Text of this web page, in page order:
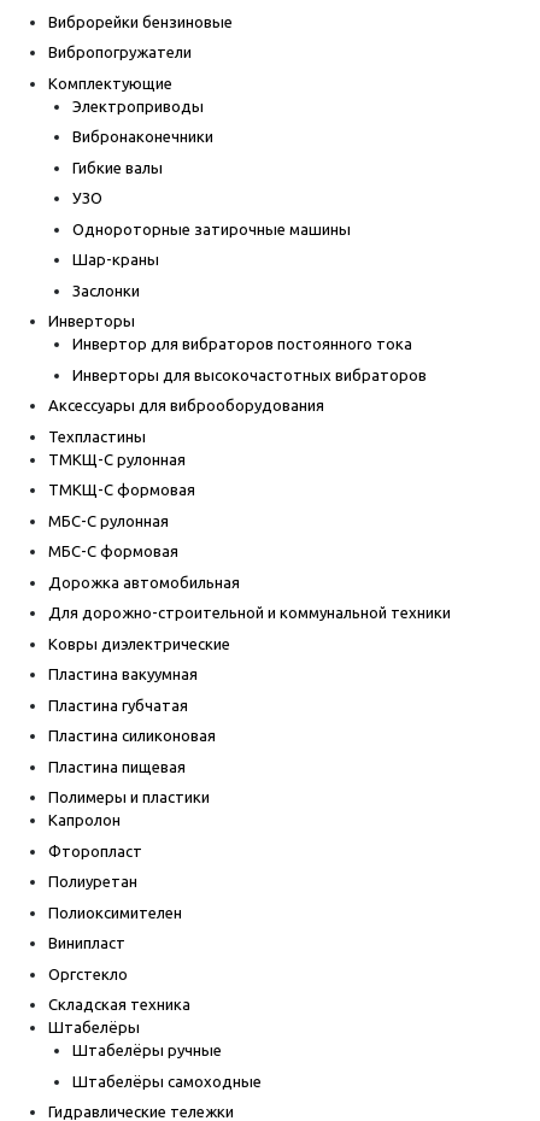
Виброрейки бензиновые
Вибропогружатели
Комплектующие
Электроприводы
Вибронаконечники
Гибкие валы
УЗО
Однороторные затирочные машины
Шар-краны
Заслонки
Инверторы
Инвертор для вибраторов постоянного тока
Инверторы для высокочастотных вибраторов
Аксессуары для виброоборудования
Техпластины
ТМКЩ-С рулонная
ТМКЩ-С формовая
МБС-С рулонная
МБС-С формовая
Дорожка автомобильная
Для дорожно-строительной и коммунальной техники
Ковры диэлектрические
Пластина вакуумная
Пластина губчатая
Пластина силиконовая
Пластина пищевая
Полимеры и пластики
Капролон
Фторопласт
Полиуретан
Полиоксимителен
Винипласт
Оргстекло
Складская техника
Штабелёры
Штабелёры ручные
Штабелёры самоходные
Гидравлические тележки